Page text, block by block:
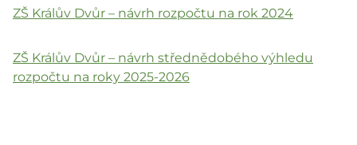
ZŠ Králův Dvůr – návrh rozpočtu na rok 2024
ZŠ Králův Dvůr – návrh střednědobého výhledu
rozpočtu na roky 2025-2026